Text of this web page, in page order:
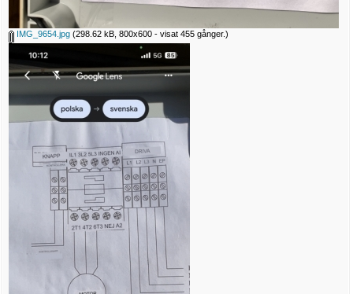
IMG_9654.jpg (298.62 kB, 800x600 - visat 455 gånger.)